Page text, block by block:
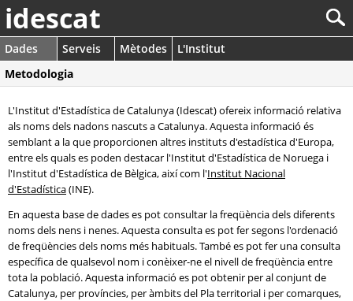
idescat
Dades Serveis Mètodes
L'Institut
Metodologia
L'Institut d'Estadística de Catalunya (Idescat) ofereix informació relativa
als noms dels nadons nascuts a Catalunya. Aquesta informació és
semblant a la que proporcionen altres instituts d'estadística d'Europa,
entre els quals es poden destacar l'Institut d'Estadística de Noruega i
l'Institut d'Estadística de Bèlgica, així com l'Institut Nacional
d'Estadística(INE).
En aquesta base de dades es pot consultar la freqüència dels diferents
noms dels nens i nenes. Aquesta consulta es pot fer segons l'ordenació
de freqüències dels noms més habituals. També es pot fer una consulta
específica de qualsevol nom i conèixer-ne el nivell de freqüència entre
tota la població. Aquesta informació es pot obtenir per al conjunt de
Catalunya, per províncies, per àmbits del Pla territorial i per comarques,